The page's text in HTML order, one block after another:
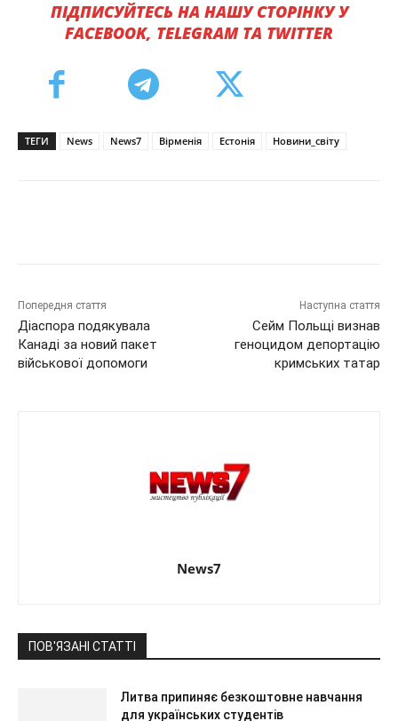
ПІДПИСУЙТЕСЬ НА НАШУ СТОРІНКУ У
FACEBOOK, TELEGRAM ТА TWITTER
ТЕГИ News News7 Вірменія Естонія Новини_світу
Попередня стаття
Діаспора подякувала
Канаді за новий пакет
військової допомоги
Наступна стаття
Сейм Польщі визнав
геноцидом депортацію
кримських татар
News7
ПОВ'ЯЗАНІ СТАТТІ
Литва припиняє безкоштовне навчання
для українських студентів